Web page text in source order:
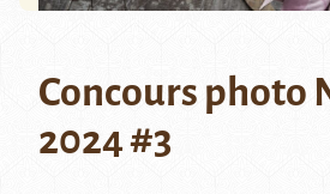
Concours photo
2024 #3